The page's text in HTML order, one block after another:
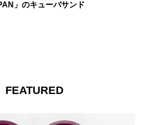
」のキューバサンド
FEATURED